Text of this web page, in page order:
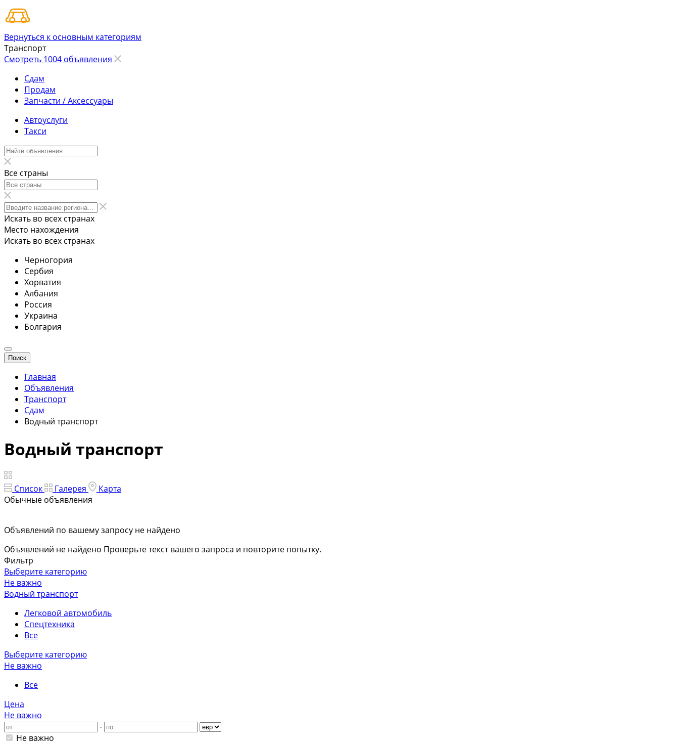
Вернуться к основным категориям
Транспорт
Смотреть 1004 объявления
Сдам
Продам
Запчасти / Аксессуары
Автоуслуги
Такси
Все страны
Искать во всех странах
Место нахождения
Искать во всех странах
Черногория
Сербия
Хорватия
Албания
Россия
Украина
Болгария
Поиск
Главная
Объявления
Транспорт
Сдам
Водный транспорт
Водный транспорт
Список Галерея
Карта
Обычные объявления
Объявлений по вашему запросу не найдено
Объявлений не найдено Проверьте текст вашего запроса и повторите попытку.
Фильтр
Выберите категорию
Не важно
Водный транспорт
Легковой автомобиль
Спецтехника
Все
Выберите категорию
Не важно
Все
Цена
Не важно
-
Не важно